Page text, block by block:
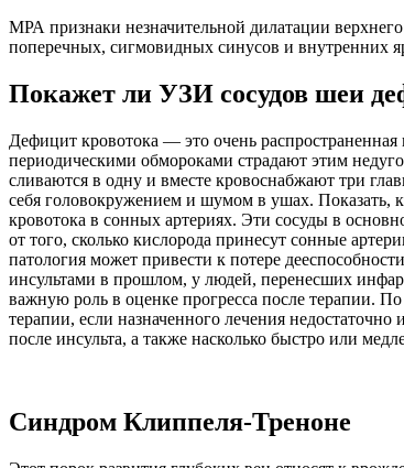
МРА признаки незначительной дилатации
поперечных, сигмовидных синусов и внутренних
Покажет ли УЗИ сосудов шеи
Дефицит кровотока — это очень
периодическими обмороками страдают этим
сливаются в одну и вместе кровоснабжают три
себя головокружением и шумом в ушах. Показать,
кровотока в сонных артериях. Эти сосуды в
от того, сколько кислорода принесут сонные
патология может привести к потере
инсультами в прошлом, у людей, перенесших
важную роль в оценке прогресса после терапии.
терапии, если назначенного лечения
после инсульта, а также насколько быстро или
Синдром Клиппеля-Треноне